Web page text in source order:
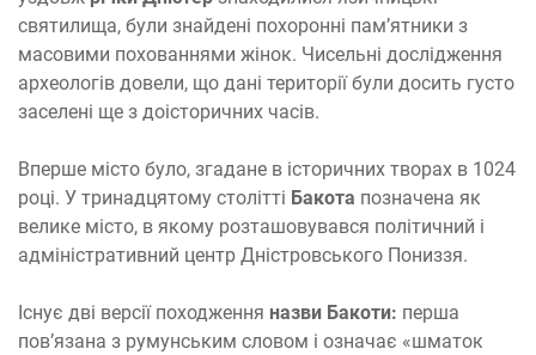
святилища, були знайдені похоронні пам’ятники з
масовими похованнями жінок. Чисельні дослідження
археологів довели, що дані території були досить густо
заселені ще з доісторичних часів.
Вперше місто було, згадане в історичних творах в 1024
році. У тринадцятому столітті Бакота позначена як
велике місто, в якому розташовувався політичний і
адміністративний центр Дністровського Пониззя.
Існує дві версії походження назви Бакоти: перша
пов’язана з румунським словом і означає «шматок